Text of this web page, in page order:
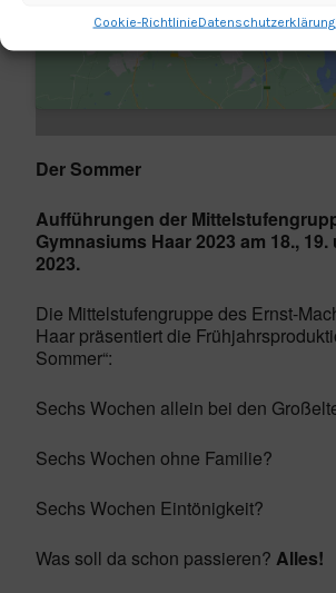
Cookie-RichtlinieDatenschutzerklärung
Der Sommer
Aufführungen der
Gymnasiums Haar 2023 am 18., 19.
2023.
Die Mittelstufengruppe des Ernst-
Haar präsentiert die
Sommer“:
Sechs Wochen allein bei den
Sechs Wochen ohne Familie?
Sechs Wochen Eintönigkeit?
Was soll da schon passieren? Alles!